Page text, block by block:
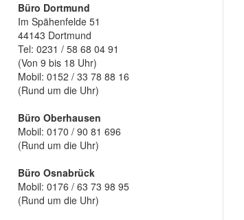
Büro Dortmund
Im Spähenfelde 51
44143 Dortmund
Tel: 0231 / 58 68 04 91
(Von 9 bis 18 Uhr)
Mobil: 0152 / 33 78 88 16
(Rund um die Uhr)
Büro Oberhausen
Mobil: 0170 / 90 81 696
(Rund um die Uhr)
Büro Osnabrück
Mobil: 0176 / 63 73 98 95
(Rund um die Uhr)